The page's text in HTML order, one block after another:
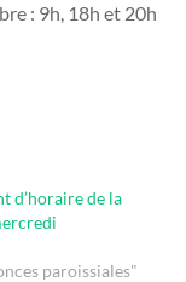
: 9h, 18h et 20h
d’horaire de la
paroissiales"